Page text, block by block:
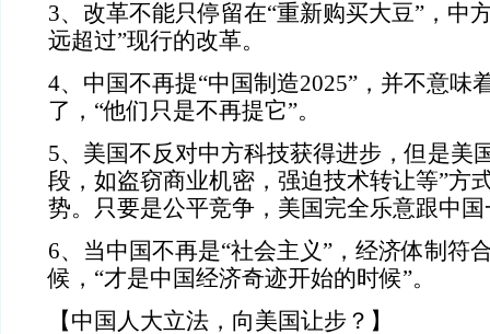
3、改革不能只停留在“重新购买大豆”，中
远超过”现行的改革。
4、中国不再提“中国制造2025”，并不意味
了，“他们只是不再提它”。
5、美国不反对中方科技获得进步，但是美
段，如盗窃商业机密，强迫技术转让等”方
势。只要是公平竞争，美国完全乐意跟中
6、当中国不再是“社会主义”，经济体制符
候，“才是中国经济奇迹开始的时候”。
【中国人大立法，向美国让步？】